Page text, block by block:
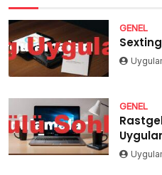
GENEL
GENEL